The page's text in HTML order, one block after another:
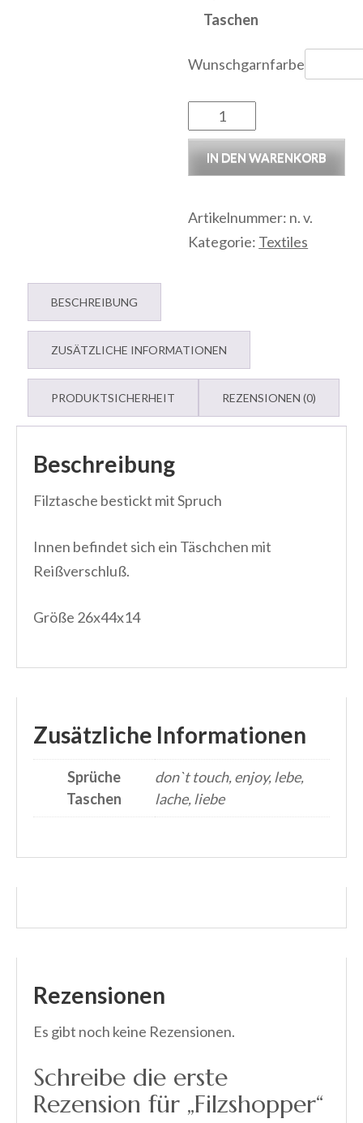
Taschen
Wunschgarnfarbe
Filzshopper
Menge
IN DEN WARENKORB
Artikelnummer: n. v.
Kategorie: Textiles
BESCHREIBUNG
ZUSÄTZLICHE INFORMATIONEN
PRODUKTSICHERHEIT REZENSIONEN (0)
Beschreibung
Filztasche bestickt mit Spruch
Innen befindet sich ein Täschchen mit
Reißverschluß.
Größe 26x44x14
Zusätzliche Informationen
Sprüche
Taschen
don`t touch, enjoy, lebe,
lache, liebe
Rezensionen
Es gibt noch keine Rezensionen.
Schreibe die erste
Rezension für „Filzshopper“